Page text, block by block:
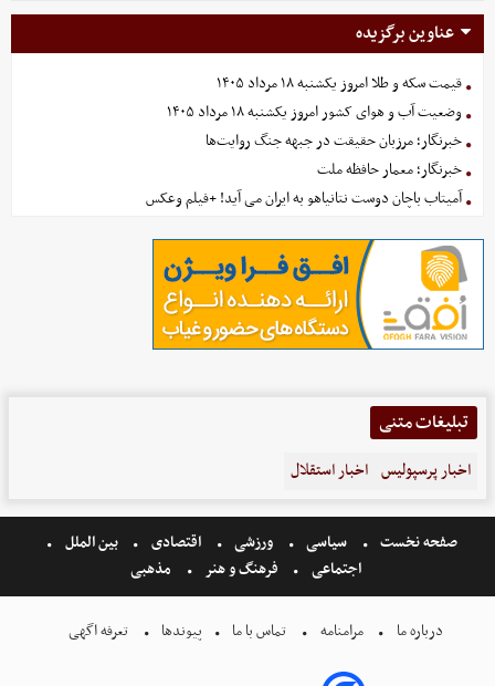
عناوین برگزیده
قیمت سکه و طلا امروز یکشنبه ۱۸ مرداد ۱۴۰۵
وضعیت آب و هوای کشور امروز یکشنبه ۱۸ مرداد ۱۴۰۵
خبرنگار؛ مرزبان حقیقت در جبهه جنگ روایت‌ها
خبرنگار؛ معمار حافظه ملت
آمیتاب باچان دوست نتانیاهو به ایران می آید! +فیلم وعکس
تبلیغات متنی
اخبار پرسپولیس اخبار استقلال
صفحه نخست سیاسی ورزشی اقتصادی
بین الملل
اجتماعی
فرهنگ و هنر مذهبی
درباره ما مرامنامه تماس با ما پیوندها تعرفه اگهی